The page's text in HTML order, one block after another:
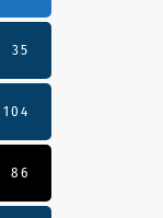
35
104
86